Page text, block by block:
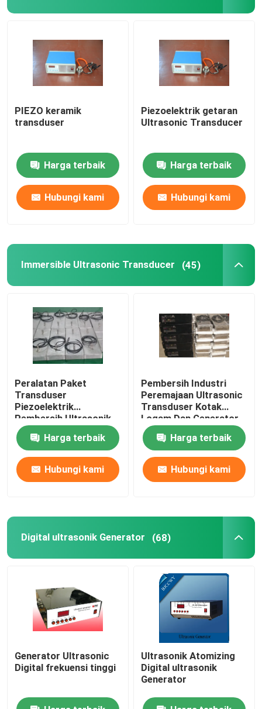
PIEZO keramik
transduser
Harga terbaik
Hubungi kami
Piezoelektrik getaran
Ultrasonic Transducer
Harga terbaik
Hubungi kami
Immersible Ultrasonic Transducer (45)
Peralatan Paket
Transduser
Piezoelektrik
Pembersih Ultrasonik
Immersible 2kw
Harga terbaik
Hubungi kami
Pembersih Industri
Peremajaan Ultrasonic
Transduser Kotak
Logam Dan Generator
Harga terbaik
Hubungi kami
Digital ultrasonik Generator (68)
Generator Ultrasonic
Digital frekuensi tinggi
Ultrasonik Atomizing
Digital ultrasonik
Generator